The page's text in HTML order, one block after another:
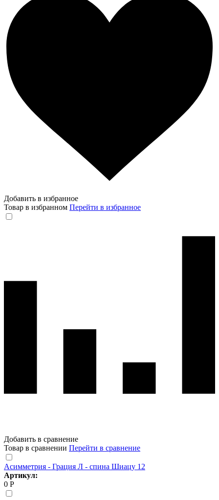
Добавить в избранное
Товар в избранном Перейти в избранное
Добавить в сравнение
Товар в сравнении Перейти в сравнение
Асимметрия - Грация Л - спина Шиацу 12
Артикул:
0 Р